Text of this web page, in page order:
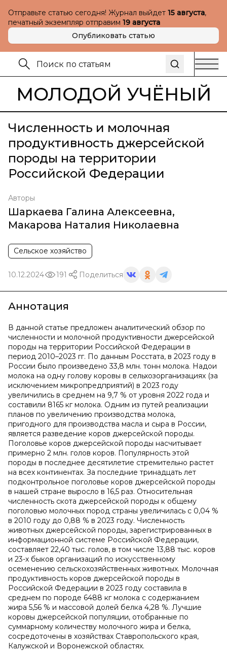
Отправьте статью сегодня! Журнал выйдет 15 августа,
печатный экземпляр отправим 19 августа
Опубликовать статью
МОЛОДОЙ УЧЁНЫЙ
Численность и молочная
продуктивность джерсейской
породы на территории
Российской Федерации
Авторы
Шаркаева Галина Алексеевна,
Макарова Наталия Николаевна
Сельское хозяйство
10.12.2024 191 Поделиться
Аннотация
В данной статье предложен аналитический обзор по
численности и молочной продуктивности джерсейской
породы на территории Российской Федерации в
период 2010–2023 гг. По данным Росстата, в 2023 году в
России было произведено 33,8 млн. тонн молока. Надои
молока на одну голову коровы в сельхозорганизациях (за
исключением микропредприятий) в 2023 году
увеличились в среднем на 9,7 % от уровня 2022 года и
составили 8165 кг молока. Одним из путей реализации
планов по увеличению производства молока,
пригодного для производства масла и сыра в России,
является разведение коров джерсейской породы.
Поголовье коров джерсейской породы насчитывает
примерно 2 млн. голов коров. Популярность этой
породы в последнее десятилетие стремительно растет
на всех континентах. За последние тринадцать лет
подконтрольное поголовье коров джерсейской породы
в нашей стране выросло в 16,5 раз. Относительная
численность скота джерсейской породы к общему
поголовью молочных пород страны увеличилась с 0,04 %
в 2010 году до 0,88 % в 2023 году. Численность
животных джерсейской породы, зарегистрированных в
информационной системе Российской Федерации,
составляет 22,40 тыс. голов, в том числе 13,88 тыс. коров
и 23-х быков организаций по искусственному
осеменению сельскохозяйственных животных. Молочная
продуктивность коров джерсейской породы в
Российской Федерации в 2023 году составила в
среднем по породе 6488 кг молока с содержанием
жира 5,56 % и массовой долей белка 4,28 %. Лучшие
коровы джерсейской популяции, отобранные по
суммарному количеству молочного жира и белка,
сосредоточены в хозяйствах Ставропольского края,
Калужской и Воронежской областях.